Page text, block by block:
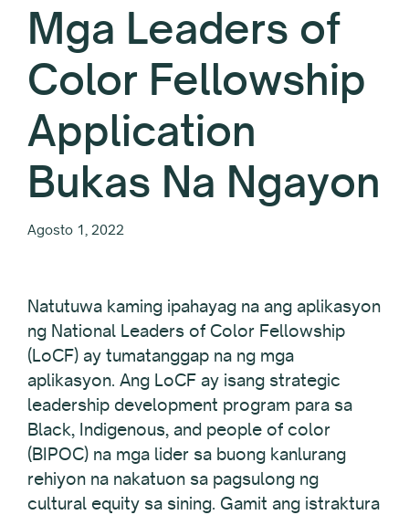
Mga Leaders of
Color Fellowship
Application
Bukas Na Ngayon
Agosto 1, 2022
Natutuwa kaming ipahayag na ang aplikasyon
ng National Leaders of Color Fellowship
(LoCF) ay tumatanggap na ng mga
aplikasyon. Ang LoCF ay isang strategic
leadership development program para sa
Black, Indigenous, and people of color
(BIPOC) na mga lider sa buong kanlurang
rehiyon na nakatuon sa pagsulong ng
cultural equity sa sining. Gamit ang istraktura